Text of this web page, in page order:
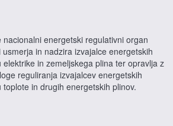
energetski regulativni organ
in nadzira izvajalce energetskih
in zemeljskega plina ter opravlja z
reguliranja izvajalcev energetskih
in drugih energetskih plinov.